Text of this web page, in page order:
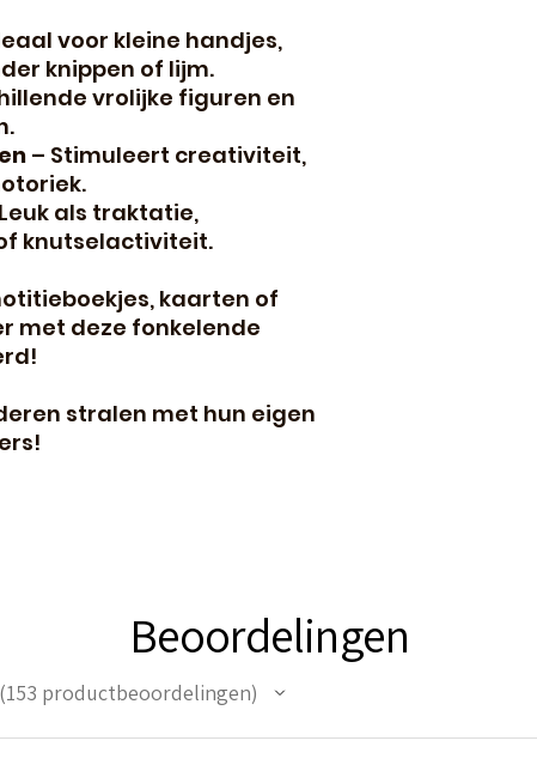
voor kleine handjes,
knippen of lijm.
vrolijke figuren en
– Stimuleert creativiteit,
als traktatie,
knutselactiviteit.
kaarten of
met deze fonkelende
stralen met hun eigen
Beoordelingen
153 productbeoordelingen
153